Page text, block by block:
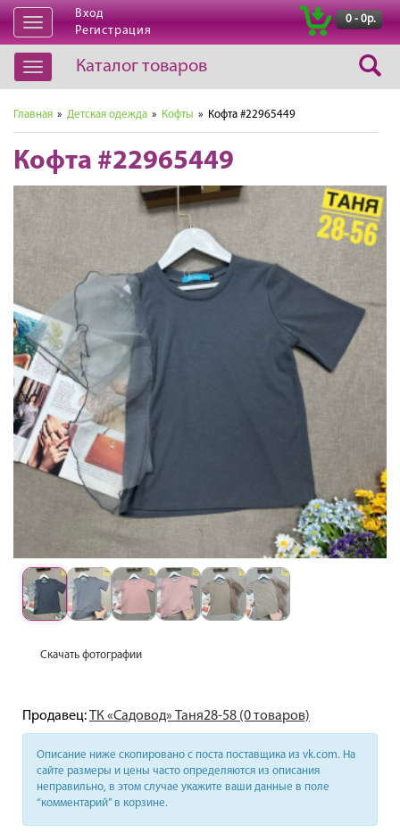
Открыть
навигацию
Вход
Регистрация
0 - 0р.
Открыть
навигацию
Каталог товаров
Главная » Детская одежда » Кофты » Кофта #22965449
Кофта #22965449
Скачать фотографии
Продавец:ТК «Садовод» Таня28-58 (0 товаров)
Описание ниже скопировано с поста поставщика из vk.com. На
сайте размеры и цены часто определяются из описания
неправильно, в этом случае укажите ваши данные в поле
“комментарий” в корзине.